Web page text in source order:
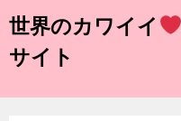
世界のカワイイ
サイト